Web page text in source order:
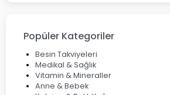
Çözüm Yolları
Bocavirüs Enfeksiyonu Hakkında
Deep Flex Topraklama Matı Nedir?
Mumiyo Nedir? Faydaları ve
Popüler Kategoriler
Besin Takviyeleri
Medikal & Sağlık
Vitamin & Mineraller
Anne & Bebek